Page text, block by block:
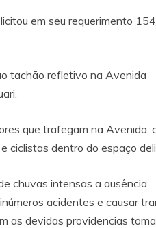
em seu requerimento
tachão refletivo na Avenida
que trafegam na Avenida,
ciclistas dentro do espaço
chuvas intensas a ausência
acidentes e causar
as devidas providencias